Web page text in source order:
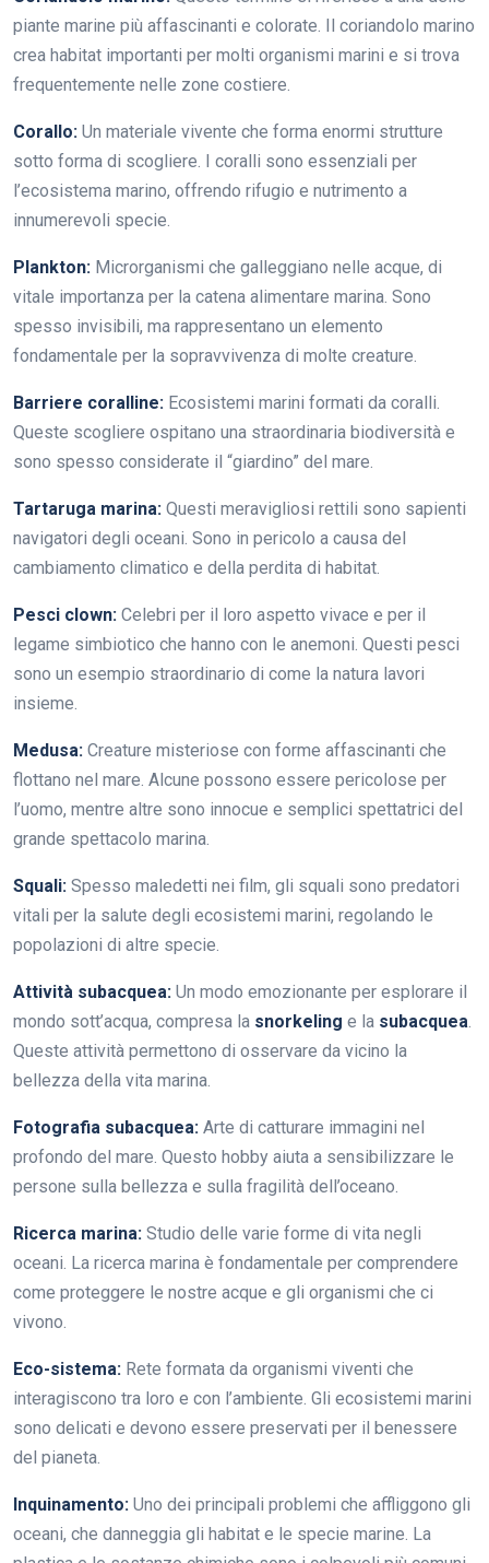
piante marine più affascinanti e colorate. Il coriandolo marino
crea habitat importanti per molti organismi marini e si trova
frequentemente nelle zone costiere.
Corallo: Un materiale vivente che forma enormi strutture
sotto forma di scogliere. I coralli sono essenziali per
l’ecosistema marino, offrendo rifugio e nutrimento a
innumerevoli specie.
Plankton: Microrganismi che galleggiano nelle acque, di
vitale importanza per la catena alimentare marina. Sono
spesso invisibili, ma rappresentano un elemento
fondamentale per la sopravvivenza di molte creature.
Barriere coralline: Ecosistemi marini formati da coralli.
Queste scogliere ospitano una straordinaria biodiversità e
sono spesso considerate il “giardino” del mare.
Tartaruga marina: Questi meravigliosi rettili sono sapienti
navigatori degli oceani. Sono in pericolo a causa del
cambiamento climatico e della perdita di habitat.
Pesci clown: Celebri per il loro aspetto vivace e per il
legame simbiotico che hanno con le anemoni. Questi pesci
sono un esempio straordinario di come la natura lavori
insieme.
Medusa: Creature misteriose con forme affascinanti che
flottano nel mare. Alcune possono essere pericolose per
l’uomo, mentre altre sono innocue e semplici spettatrici del
grande spettacolo marina.
Squali: Spesso maledetti nei film, gli squali sono predatori
vitali per la salute degli ecosistemi marini, regolando le
popolazioni di altre specie.
Attività subacquea: Un modo emozionante per esplorare il
mondo sott’acqua, compresa la snorkeling e la subacquea.
Queste attività permettono di osservare da vicino la
bellezza della vita marina.
Fotografia subacquea: Arte di catturare immagini nel
profondo del mare. Questo hobby aiuta a sensibilizzare le
persone sulla bellezza e sulla fragilità dell’oceano.
Ricerca marina: Studio delle varie forme di vita negli
oceani. La ricerca marina è fondamentale per comprendere
come proteggere le nostre acque e gli organismi che ci
vivono.
Eco-sistema: Rete formata da organismi viventi che
interagiscono tra loro e con l’ambiente. Gli ecosistemi marini
sono delicati e devono essere preservati per il benessere
del pianeta.
Inquinamento: Uno dei principali problemi che affliggono gli
oceani, che danneggia gli habitat e le specie marine. La